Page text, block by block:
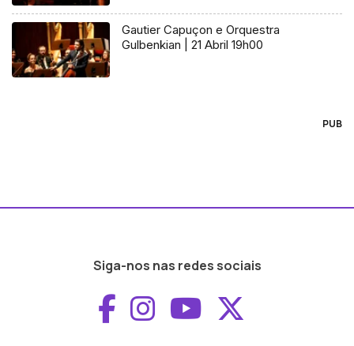
Gautier Capuçon e Orquestra
Gulbenkian | 21 Abril 19h00
PUB
Siga-nos nas redes sociais
Aceder ao
Aceder ao
Aceder ao